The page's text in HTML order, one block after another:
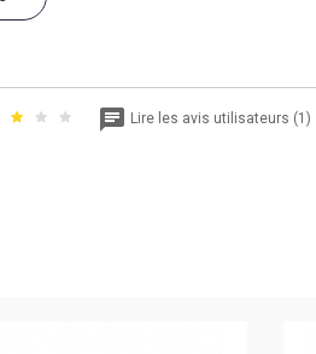
Lire les avis utilisateurs (1)